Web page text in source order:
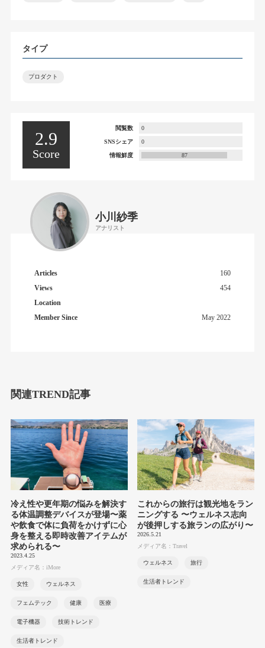
タイプ
プロダクト
2.9
Score
閲覧数 0
SNSシェア 0
情報鮮度 87
小川紗季
アナリスト
Articles
160
Views
454
Location
Member Since
May 2022
関連TREND記事
冷え性や更年期の悩みを解決す
る体温調整デバイスが登場〜薬
や飲食で体に負荷をかけずに心
身を整える即時改善アイテムが
求められる〜
2023.4.25
メディア名：iMore
女性 ウェルネス
フェムテック 健康 医療
電子機器 技術トレンド
生活者トレンド
これからの旅行は観光地をラン
ニングする 〜ウェルネス志向
が後押しする旅ランの広がり〜
2026.5.21
メディア名：Travel
ウェルネス 旅行
生活者トレンド